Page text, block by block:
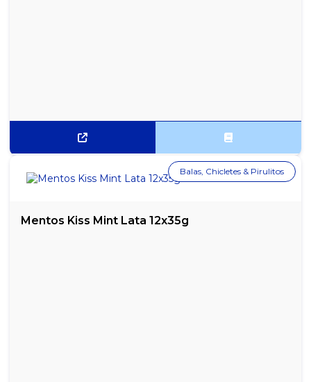
Mentos Kiss Mint Lata 12x35g
Balas, Chicletes & Pirulitos